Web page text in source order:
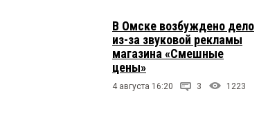
В Омске возбуждено дело
из-за звуковой рекламы
магазина «Смешные
цены»
4 августа 16:20 3 1223